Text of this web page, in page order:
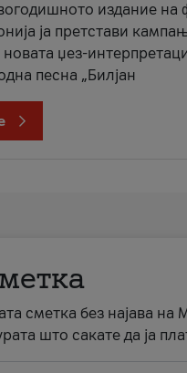
издание на
ја претстави
џез-
песна „Билјан
сметка без најава на
што сакате да ја